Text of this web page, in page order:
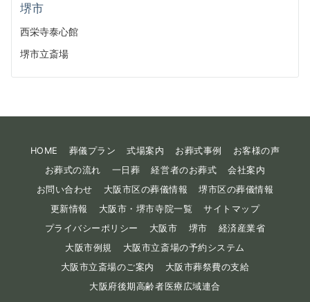
堺市
西栄寺泰心館
堺市立斎場
HOME 葬儀プラン 式場案内 お葬式事例
お客様の声
お葬式の流れ
一日葬 経営者のお葬式
会社案内
お問い合わせ
大阪市区の葬儀情報
堺市区の葬儀情報
更新情報
大阪市・堺市寺院一覧
サイトマップ
プライバシーポリシー
大阪市 堺市
経済産業省
大阪市例規
大阪市立斎場の予約システム
大阪市立斎場のご案内
大阪市葬祭費の支給
大阪府後期高齢者医療広域連合